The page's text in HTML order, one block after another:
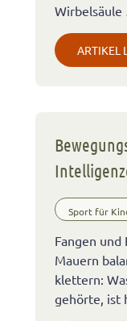
Wirbelsäule
ARTIKEL
Sport für
Fangen
Mauern
klettern:
gehörte, ist